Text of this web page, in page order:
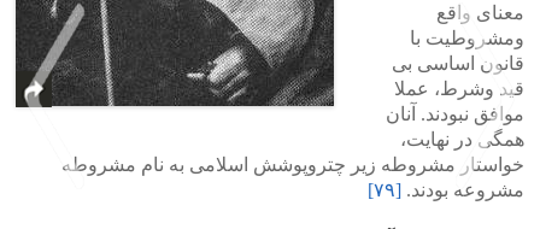
معنای واقع
ومشروطیت با
قانون اساسی بی
قید وشرط، عملا
موافق نبودند. آنان
همگی در نهایت،
خواستار مشروطه زیر چتروپوشش اسلامی به نام مشروطه
مشروعه بودند. [۷۹]